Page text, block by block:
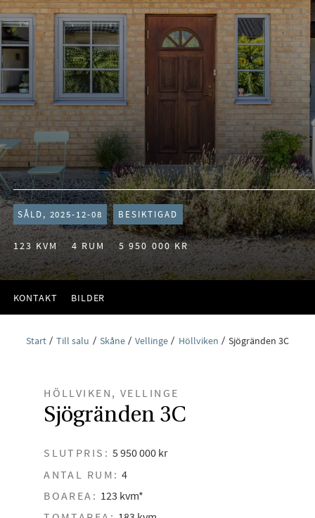
SÅLD, 2025-12-08 BESIKTIGAD
123 KVM 4 RUM 5 950 000 KR
KONTAKT BILDER
Start Till salu Skåne Vellinge Höllviken Sjögränden 3C
HÖLLVIKEN, VELLINGE
Sjögränden 3C
SLUTPRIS: 5 950 000 kr
ANTAL RUM: 4
BOAREA: 123 kvm*